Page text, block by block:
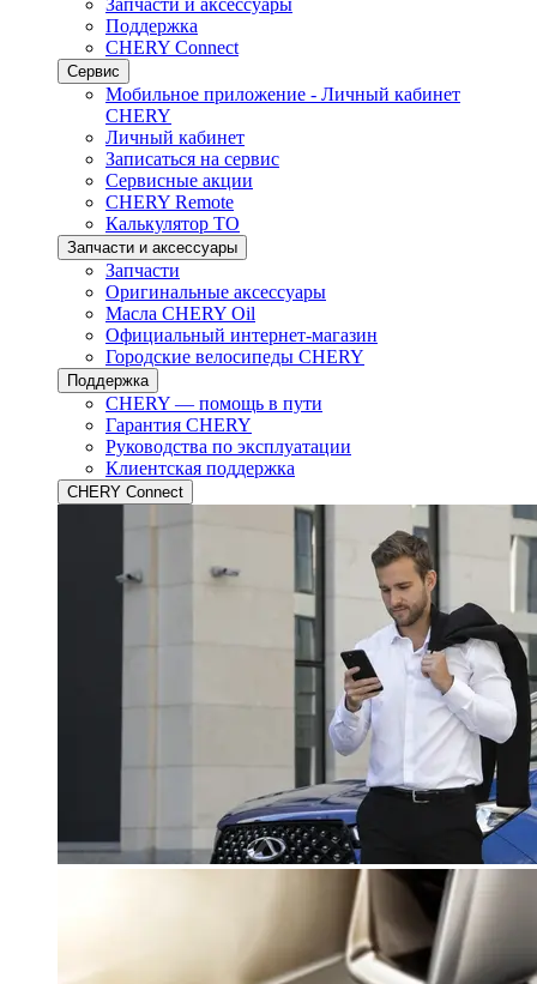
Запчасти и аксессуары
Поддержка
CHERY Connect
Сервис
Мобильное приложение - Личный кабинет
CHERY
Личный кабинет
Записаться на сервис
Сервисные акции
CHERY Remote
Калькулятор ТО
Запчасти и аксессуары
Запчасти
Оригинальные аксессуары
Масла CHERY Oil
Официальный интернет-магазин
Городские велосипеды CHERY
Поддержка
CHERY — помощь в пути
Гарантия CHERY
Руководства по эксплуатации
Клиентская поддержка
CHERY Connect